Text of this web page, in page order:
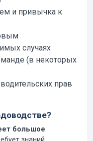
и привычка к
случаях
(в некоторых
прав
большое